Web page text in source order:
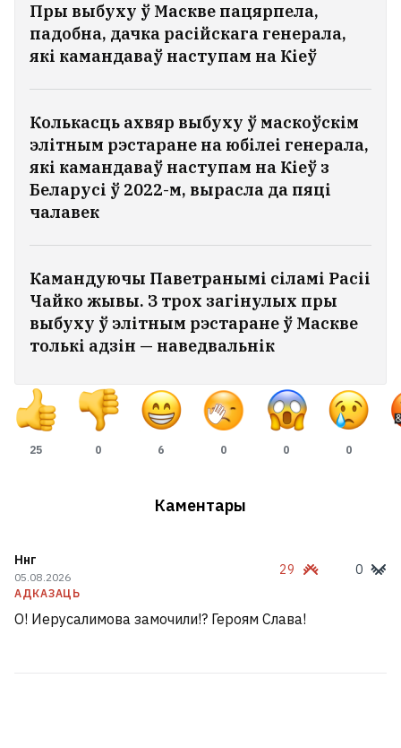
Пры выбуху ў Маскве пацярпела,
падобна, дачка расійскага генерала,
які камандаваў наступам на Кіеў
Колькасць ахвяр выбуху ў маскоўскім
элітным рэстаране на юбілеі генерала,
які камандаваў наступам на Кіеў з
Беларусі ў 2022-м, вырасла да пяці
чалавек
Камандуючы Паветранымі сіламі Расіі
Чайко жывы. З трох загінулых пры
выбуху ў элітным рэстаране ў Маскве
толькі адзін — наведвальнік
25 0 6 0 0 0
Каментары
Ннг
05.08.2026
АДКАЗАЦЬ
29 0
О! Иерусалимова замочили!? Героям Слава!